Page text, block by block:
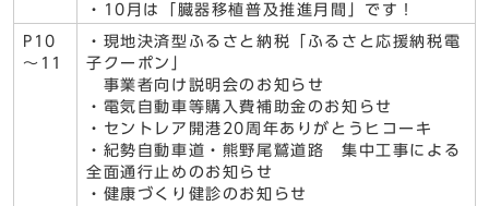
・10月は「臓器移植普及推進月間」です！
P10
～11
・現地決済型ふるさと納税「ふるさと応援納税電
子クーポン」
事業者向け説明会のお知らせ
・電気自動車等購入費補助金のお知らせ
・セントレア開港20周年ありがとうヒコーキ
・紀勢自動車道・熊野尾鷲道路 集中工事による
全面通行止めのお知らせ
・健康づくり健診のお知らせ